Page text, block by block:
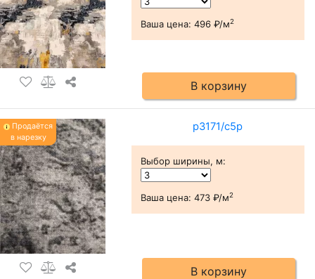
Ваша цена: 496 ₽/м2
В корзину
Продаётся
в нарезку
р3171/с5р
Выбор ширины, м:
Ваша цена: 473 ₽/м2
В корзину